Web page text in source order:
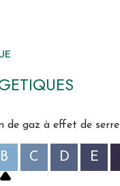
de gaz à effet de serre
B C D E